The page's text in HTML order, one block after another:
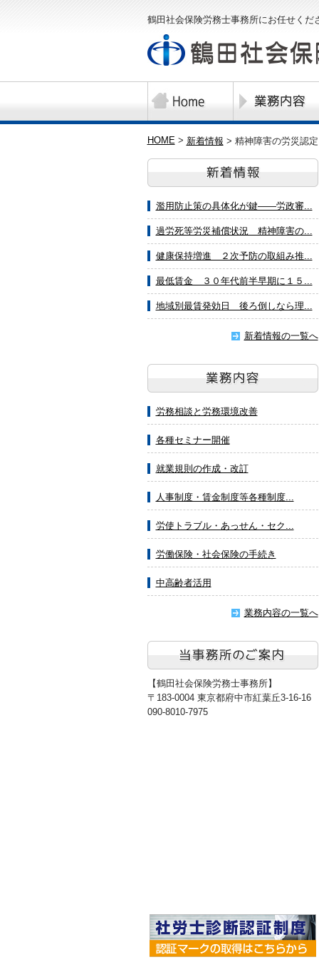
鶴田社会保険労務士事務所にお任せくだ
HOME> 新着情報 > 精神障害の労災認
濫用防止策の具体化が鍵――労政審...
過労死等労災補償状況 精神障害の...
健康保持増進 ２次予防の取組み推...
最低賃金 ３０年代前半早期に１５...
地域別最賃発効日 後ろ倒しなら理...
新着情報の一覧へ
労務相談と労務環境改善
各種セミナー開催
就業規則の作成・改訂
人事制度・賃金制度等各種制度...
労使トラブル・あっせん・セク...
労働保険・社会保険の手続き
中高齢者活用
業務内容の一覧へ
【鶴田社会保険労務士事務所】
〒183-0004 東京都府中市紅葉丘3-16-16
090-8010-7975